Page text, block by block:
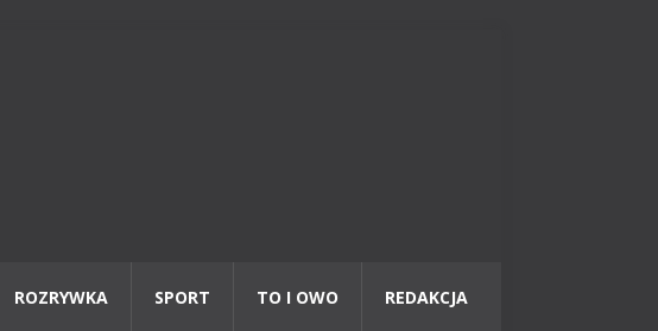
ROZRYWKA SPORT TO I OWO REDAKCJA